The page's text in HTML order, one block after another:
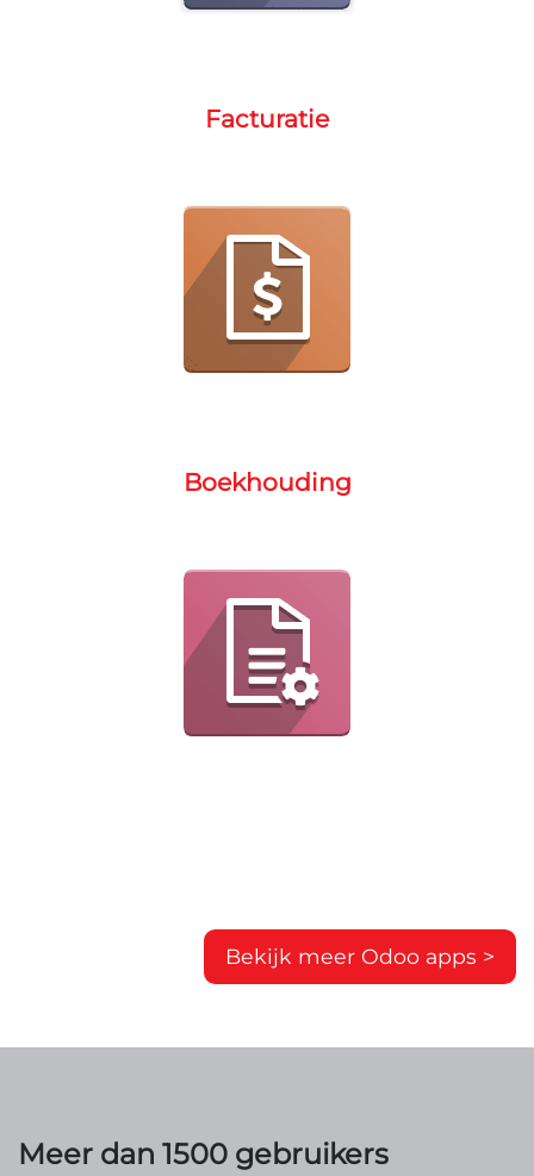
Facturatie
Boekhouding
Bekijk meer Odoo apps >
Meer dan 1500 gebruikers